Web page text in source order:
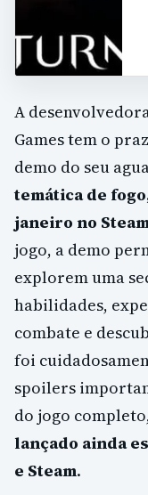
A
Games tem o
demo do seu
temática de
janeiro no
jogo, a demo
explorem uma
habilidades,
combate e
foi
spoilers
do jogo
lançado ainda
e Steam.